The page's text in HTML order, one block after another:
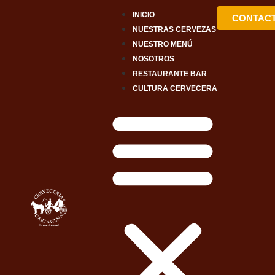
INICIO
NUESTRAS CERVEZAS
NUESTRO MENÚ
NOSOTROS
RESTAURANTE BAR
CULTURA CERVECERA